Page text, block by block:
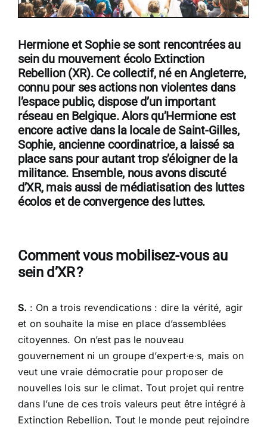
Hermione et Sophie se sont rencontrées au
sein du mouvement écolo Extinction
Rebellion (XR). Ce collectif, né en Angleterre,
connu pour ses actions non violentes dans
l’espace public, dispose d’un important
réseau en Belgique. Alors qu’Hermione est
encore active dans la locale de Saint-Gilles,
Sophie, ancienne coordinatrice, a laissé sa
place sans pour autant trop s’éloigner de la
militance. Ensemble, nous avons discuté
d’XR, mais aussi de médiatisation des luttes
écolos et de convergence des luttes.
Comment vous mobilisez-vous au
sein d’XR ?
S. : On a trois revendications : dire la vérité, agir
et on souhaite la mise en place d’assemblées
citoyennes. On n’est pas le nouveau
gouvernement ni un groupe d’expert∙e∙s, mais on
veut une vraie démocratie pour proposer de
nouvelles lois sur le climat. Tout projet qui rentre
dans l’une de ces trois valeurs peut être intégré à
Extinction Rebellion. Tout le monde peut rejoindre